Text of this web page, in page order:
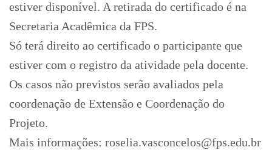
estiver disponível. A retirada do certificado é na
Secretaria Acadêmica da FPS.
Só terá direito ao certificado o participante que
estiver com o registro da atividade pela docente.
Os casos não previstos serão avaliados pela
coordenação de Extensão e Coordenação do
Projeto.
Mais informações: roselia.vasconcelos@fps.edu.br